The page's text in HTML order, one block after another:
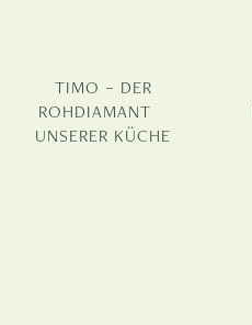
TIMO – DER
ROHDIAMANT
UNSERER KÜCHE​